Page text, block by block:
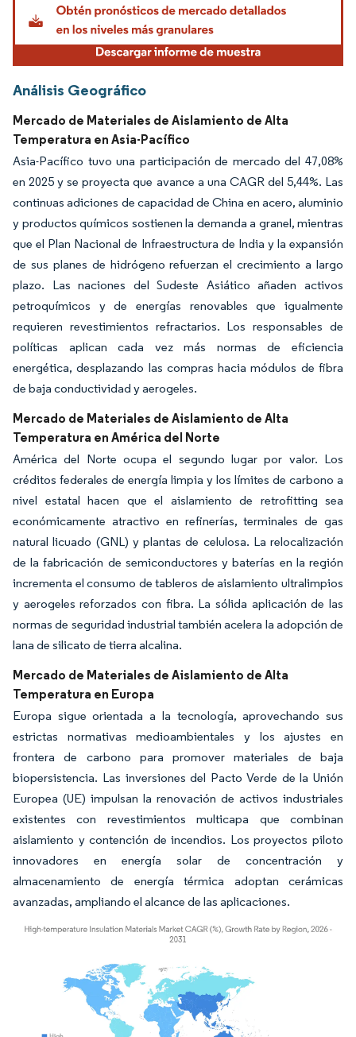
Análisis Geográfico
Mercado de Materiales de Aislamiento de Alta
Temperatura en Asia-Pacífico
Asia-Pacífico tuvo una participación de mercado del 47,08%
en 2025 y se proyecta que avance a una CAGR del 5,44%. Las
continuas adiciones de capacidad de China en acero, aluminio
y productos químicos sostienen la demanda a granel, mientras
que el Plan Nacional de Infraestructura de India y la expansión
de sus planes de hidrógeno refuerzan el crecimiento a largo
plazo. Las naciones del Sudeste Asiático añaden activos
petroquímicos y de energías renovables que igualmente
requieren revestimientos refractarios. Los responsables de
políticas aplican cada vez más normas de eficiencia
energética, desplazando las compras hacia módulos de fibra
de baja conductividad y aerogeles.
Mercado de Materiales de Aislamiento de Alta
Temperatura en América del Norte
América del Norte ocupa el segundo lugar por valor. Los
créditos federales de energía limpia y los límites de carbono a
nivel estatal hacen que el aislamiento de retrofitting sea
económicamente atractivo en refinerías, terminales de gas
natural licuado (GNL) y plantas de celulosa. La relocalización
de la fabricación de semiconductores y baterías en la región
incrementa el consumo de tableros de aislamiento ultralimpios
y aerogeles reforzados con fibra. La sólida aplicación de las
normas de seguridad industrial también acelera la adopción de
lana de silicato de tierra alcalina.
Mercado de Materiales de Aislamiento de Alta
Temperatura en Europa
Europa sigue orientada a la tecnología, aprovechando sus
estrictas normativas medioambientales y los ajustes en
frontera de carbono para promover materiales de baja
biopersistencia. Las inversiones del Pacto Verde de la Unión
Europea (UE) impulsan la renovación de activos industriales
existentes con revestimientos multicapa que combinan
aislamiento y contención de incendios. Los proyectos piloto
innovadores en energía solar de concentración y
almacenamiento de energía térmica adoptan cerámicas
avanzadas, ampliando el alcance de las aplicaciones.